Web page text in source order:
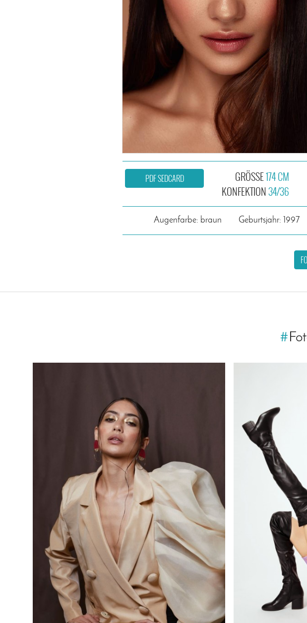
GRÖSSE174 CM
KONFEKTION34/36
PDF SEDCARD
Augenfarbe: braun Geburtsjahr: 1997
#